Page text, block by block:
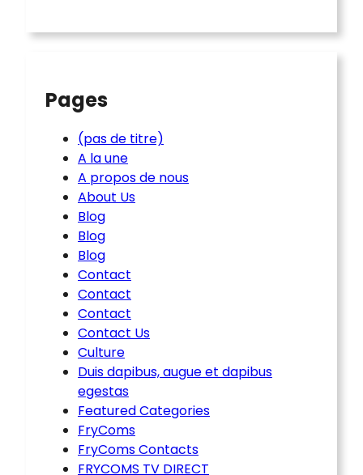
Pages
(pas de titre)
A la une
A propos de nous
About Us
Blog
Blog
Blog
Contact
Contact
Contact
Contact Us
Culture
Duis dapibus, augue et dapibus
egestas
Featured Categories
FryComs
FryComs Contacts
FRYCOMS TV DIRECT